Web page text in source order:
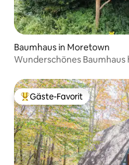
Baumhaus in Moretown
Wunderschönes
Beliebter Gäste-Favorit.
Gäste-Favorit